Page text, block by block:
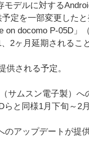
デルに対する
定を一部変更した
on docomo P-05D」
2ヶ月延期されるこ
供される予定。
サムスン電子製）
と同様1月下旬～2
アップデートが提